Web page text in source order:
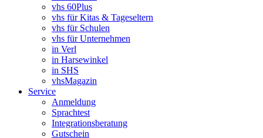
vhs 60Plus
vhs für Kitas & Tageseltern
vhs für Schulen
vhs für Unternehmen
in Verl
in Harsewinkel
in SHS
vhsMagazin
Service
Anmeldung
Sprachtest
Integrationsberatung
Gutschein